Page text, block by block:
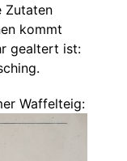
Zutaten
kommt
gealtert ist:
Waffelteig: